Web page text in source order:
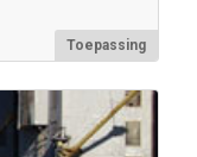
Toepassing